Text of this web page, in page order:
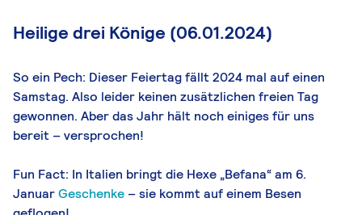
Heilige drei Könige (06.01.2024)
So ein Pech: Dieser Feiertag fällt 2024 mal auf einen
Samstag. Also leider keinen zusätzlichen freien Tag
gewonnen. Aber das Jahr hält noch einiges für uns
bereit – versprochen!
Fun Fact: In Italien bringt die Hexe „Befana“ am 6.
JanuarGeschenke – sie kommt auf einem Besen